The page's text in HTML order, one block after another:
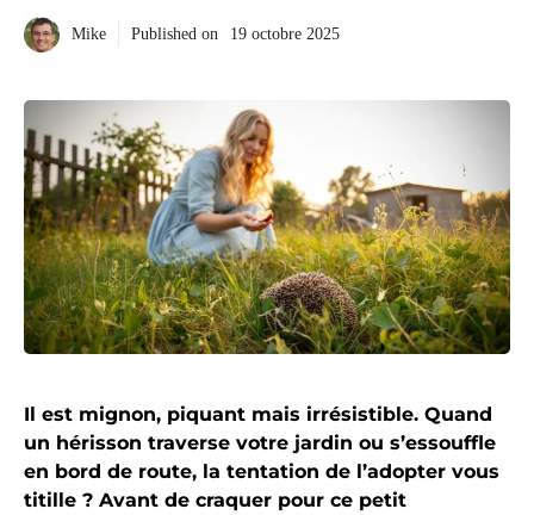
Mike Published on 19 octobre 2025
Il est mignon, piquant mais irrésistible. Quand
un hérisson traverse votre jardin ou s’essouffle
en bord de route, la tentation de l’adopter vous
titille ? Avant de craquer pour ce petit